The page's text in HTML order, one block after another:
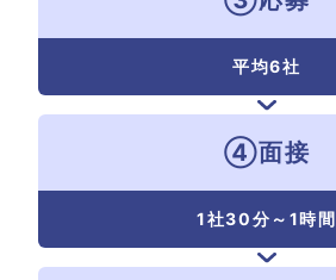
平均6社
④面接
1社30分 ～1時間